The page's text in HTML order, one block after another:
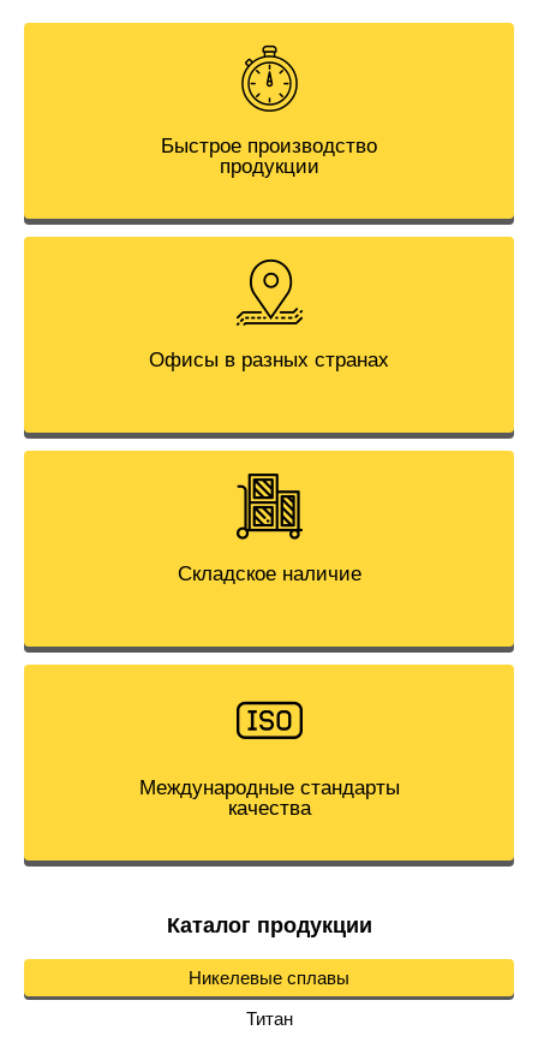
Быстрое производство
продукции
Офисы в разных странах
Складское наличие
Международные стандарты
качества
Каталог продукции
Никелевые сплавы
Титан